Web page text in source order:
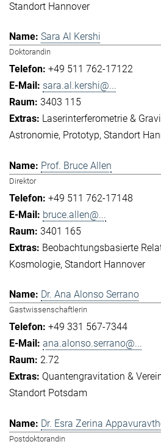
Standort Hannover
Sara Al Kershi
Doktorandin
+49 511 762-17122
sara.al.kershi@...
3403 115
Laserinterferometrie &
Astronomie Prototyp Standort
Prof. Bruce Allen
Direktor
+49 511 762-17148
bruce.allen@...
3401 165
Beobachtungsbasierte
Kosmologie Standort Hannover
Dr. Ana Alonso Serrano
Gastwissenschaftlerin
+49 331 567-7344
ana.alonso.serrano@...
2.72
Quantengravitation &
Standort Potsdam
Dr. Esra Zerina
Postdoktorandin